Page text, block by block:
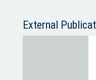
External